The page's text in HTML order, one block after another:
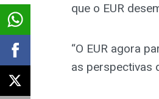
que o EUR
“O EUR agora
as perspectivas